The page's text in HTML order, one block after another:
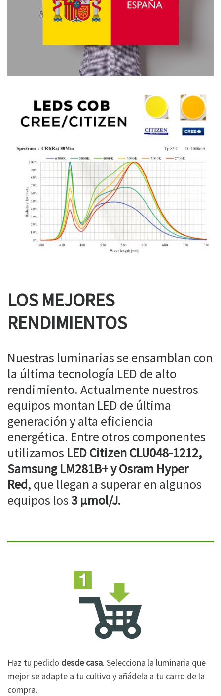
LOS MEJORES
RENDIMIENTOS
Nuestras luminarias se ensamblan con
la última tecnología LED de alto
rendimiento. Actualmente nuestros
equipos montan LED de última
generación y alta eficiencia
energética. Entre otros componentes
utilizamos LED Citizen CLU048-1212,
Samsung LM281B+ y Osram Hyper
Red, que llegan a superar en algunos
equipos los 3 µmol/J.
Haz tu pedido desde casa. Selecciona la luminaria que
mejor se adapte a tu cultivo y añádela a tu carro de la
compra.